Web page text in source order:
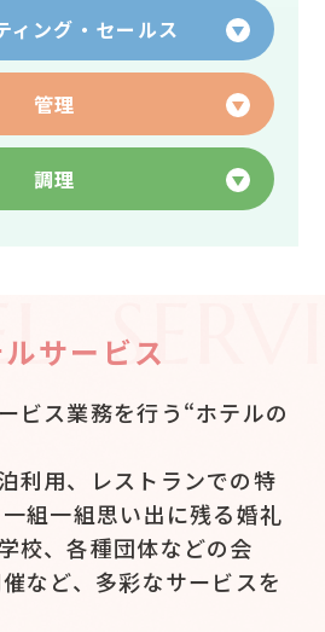
ィング・セールス
管理
調理
サービス
SERVI
ビス業務を行う“ホテルの
利用、レストランでの特
一組一組思い出に残る婚礼
校、各種団体などの会
など、多彩なサービスを